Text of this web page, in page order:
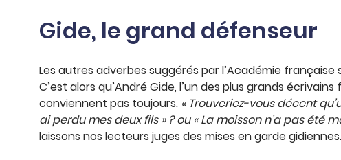
Gide, le grand défenseur
Les autres adverbes suggérés par l’Académie
C’est alors qu’André Gide, l’un des plus grands
conviennent pas toujours. « Trouveriez-vous décent
ai perdu mes deux fils » ? ou « La moisson n’a pas
laissons nos lecteurs juges des mises en garde gidiennes.